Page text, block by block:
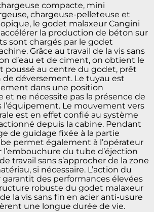
compacte, mini
chargeuse-pelleteuse et
le godet malaxeur Cangini
la production de béton sur
sont chargés par le godet
Grâce au travail de la vis sans
d’eau et de ciment, on obtient le
poussé au centre du godet, prêt
de déversement. Le tuyau est
dans une position
ne nécessite pas la présence de
l’équipement. Le mouvement vers
est en effet confié au système
depuis la cabine. Pendant
de guidage fixée à la partie
permet également à l’opérateur
l’embouchure du tube d’éjection
travail sans s’approcher de la zone
si nécessaire. L’action du
des performances élevées
robuste du godet malaxeur
la vis sans fin en acier anti-usure
une longue durée de vie.